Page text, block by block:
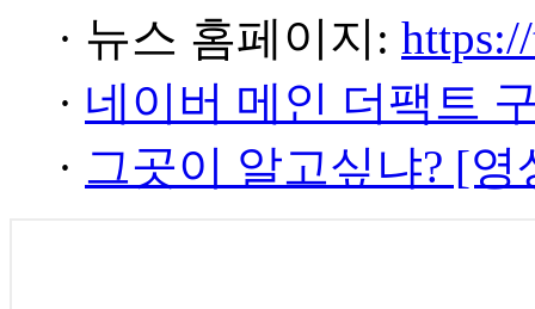
· 뉴스 홈페이지:
· 네이버 메인 더팩트
· 그곳이 알고싶냐? [